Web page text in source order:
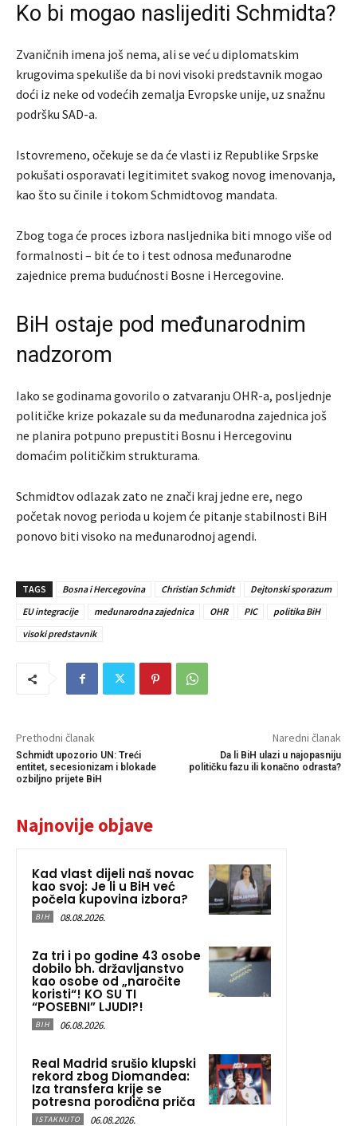
Ko bi mogao naslijediti Schmidta?
Zvaničnih imena još nema, ali se već u diplomatskim
krugovima spekuliše da bi novi visoki predstavnik mogao
doći iz neke od vodećih zemalja Evropske unije, uz snažnu
podršku SAD-a.
Istovremeno, očekuje se da će vlasti iz Republike Srpske
pokušati osporavati legitimitet svakog novog imenovanja,
kao što su činile i tokom Schmidtovog mandata.
Zbog toga će proces izbora nasljednika biti mnogo više od
formalnosti – bit će to i test odnosa međunarodne
zajednice prema budućnosti Bosne i Hercegovine.
BiH ostaje pod međunarodnim
nadzorom
Iako se godinama govorilo o zatvaranju OHR-a, posljednje
političke krize pokazale su da međunarodna zajednica još
ne planira potpuno prepustiti Bosnu i Hercegovinu
domaćim političkim strukturama.
Schmidtov odlazak zato ne znači kraj jedne ere, nego
početak novog perioda u kojem će pitanje stabilnosti BiH
ponovo biti visoko na međunarodnoj agendi.
TAGS Bosna i Hercegovina Christian Schmidt
Dejtonski sporazum
EU integracije
međunarodna zajednica OHR PIC
politika BiH
visoki predstavnik
Prethodni članak
Schmidt upozorio UN: Treći
entitet, secesionizam i blokade
ozbiljno prijete BiH
Naredni članak
Da li BiH ulazi u najopasniju
političku fazu ili konačno odrasta?
Najnovije objave
Kad vlast dijeli naš novac
kao svoj: Je li u BiH već
počela kupovina izbora?
BIH 08.08.2026.
Za tri i po godine 43 osobe
dobilo bh. državljanstvo
kao osobe od „naročite
koristi“! KO SU TI
“POSEBNI” LJUDI?!
BIH 06.08.2026.
Real Madrid srušio klupski
rekord zbog Diomandea:
Iza transfera krije se
potresna porodična priča
ISTAKNUTO 06.08.2026.